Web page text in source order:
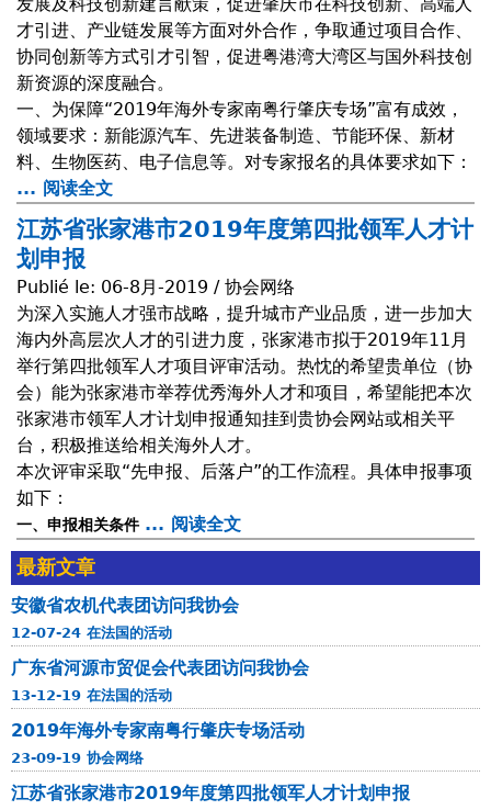
p
t
i
o
n
d
e
l
a
é
l
é
g
a
t
i
o
d
e
a
m
u
n
i
c
i
p
a
才引进、产业链发展等方面对外合作，争取通过项目合作、
协同创新等方式引才引智，促进粤港湾大湾区与国外科技创
新资源的深度融合。
一、为保障“2019年海外专家南粤行肇庆专场”富有成效，
领域要求：新能源汽车、先进装备制造、节能环保、新材
料、生物医药、电子信息等。对专家报名的具体要求如下：
... 阅读全文
b
o
t
2
0
1
9
年
海
外
家
南
粤
行
肇
庆
专
场
活
动
江苏省张家港市2019年度第四批领军人才计
划申报
Publié le: 06-8月-2019 / 协会网络
为深入实施人才强市战略，提升城市产业品质，进一步加大
海内外高层次人才的引进力度，张家港市拟于2019年11月
举行第四批领军人才项目评审活动。热忱的希望贵单位（协
会）能为张家港市举荐优秀海外人才和项目，希望能把本次
张家港市领军人才计划申报通知挂到贵协会网站或相关平
台，积极推送给相关海外人才。
本次评审采取“先申报、后落户”的工作流程。具体申报事项
如下：
一、申报相关条件 ... 阅读全文
b
江
苏
省
张
港
最新文章
安徽省农机代表团访问我协会
12-07-24 在法国的活动
广东省河源市贸促会代表团访问我协会
13-12-19 在法国的活动
2019年海外专家南粤行肇庆专场活动
23-09-19 协会网络
江苏省张家港市2019年度第四批领军人才计划申报